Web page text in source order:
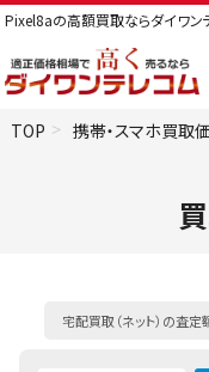
Pixel8aの高額買取ならダイワン
TOP 携帯・スマホ買取
宅配買取（ネット）の査定